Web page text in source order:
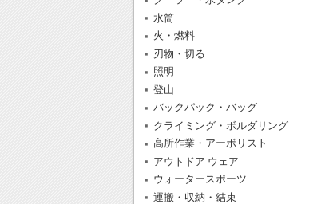
水筒
火・燃料
刃物・切る
照明
登山
バックパック・バッグ
クライミング・ボルダリング
高所作業・アーボリスト
アウトドア ウェア
ウォータースポーツ
運搬・収納・結束